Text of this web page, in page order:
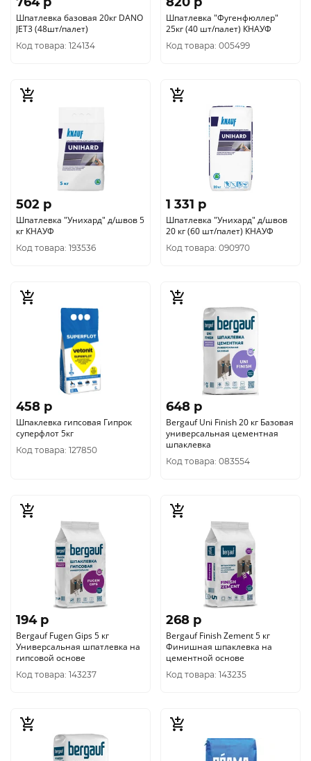
Шпатлевка базовая 20кг DANO
JET3 (48шт/палет)
Код товара: 124134
Шпатлевка "Фугенфюллер"
25кг (40 шт/палет) КНАУФ
Код товара: 005499
502 p
Шпатлевка "Унихард" д/швов 5
кг КНАУФ
Код товара: 193536
1 331 p
Шпатлевка "Унихард" д/швов
20 кг (60 шт/палет) КНАУФ
Код товара: 090970
458 p
Шпаклевка гипсовая Гипрок
суперфлот 5кг
Код товара: 127850
648 p
Bergauf Uni Finish 20 кг Базовая
универсальная цементная
шпаклевка
Код товара: 083554
194 p
Bergauf Fugen Gips 5 кг
Универсальная шпатлевка на
гипсовой основе
Код товара: 143237
268 p
Bergauf Finish Zement 5 кг
Финишная шпаклевка на
цементной основе
Код товара: 143235